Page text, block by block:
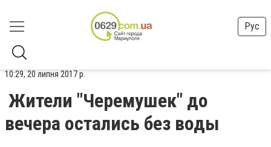
Рус
10:29, 20 липня 2017 р.
Жители "Черемушек" до
вечера остались без воды